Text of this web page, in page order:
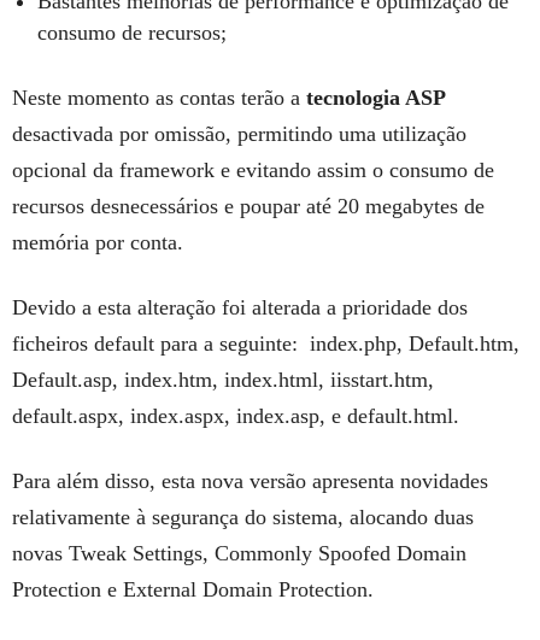
consumo de recursos;
Neste momento as contas terão a tecnologia ASP
desactivada por omissão, permitindo uma utilização
opcional da framework e evitando assim o consumo de
recursos desnecessários e poupar até 20 megabytes de
memória por conta.
Devido a esta alteração foi alterada a prioridade dos
ficheiros default para a seguinte: index.php, Default.htm,
Default.asp, index.htm, index.html, iisstart.htm,
default.aspx, index.aspx, index.asp, e default.html.
Para além disso, esta nova versão apresenta novidades
relativamente à segurança do sistema, alocando duas
novas Tweak Settings, Commonly Spoofed Domain
Protection e External Domain Protection.